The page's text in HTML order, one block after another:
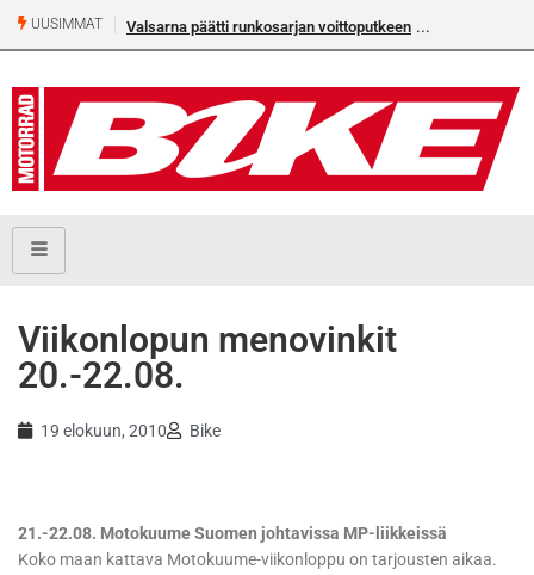
UUSIMMAT Valsarna päätti runkosarjan voittoputkeen
Viikonlopun menovinkit
20.-22.08.
19 elokuun, 2010 Bike
21.-22.08. Motokuume Suomen johtavissa MP-liikkeissä
Koko maan kattava Motokuume-viikonloppu on tarjousten aikaa.